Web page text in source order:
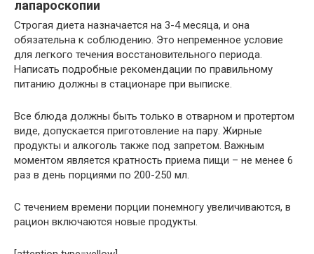
лапароскопии
Строгая диета назначается на 3-4 месяца, и она
обязательна к соблюдению. Это непременное условие
для легкого течения восстановительного периода.
Написать подробные рекомендации по правильному
питанию должны в стационаре при выписке.
Все блюда должны быть только в отварном и протертом
виде, допускается приготовление на пару. Жирные
продукты и алкоголь также под запретом. Важным
моментом является кратность приема пищи – не менее 6
раз в день порциями по 200-250 мл.
С течением времени порции понемногу увеличиваются, в
рацион включаются новые продукты.